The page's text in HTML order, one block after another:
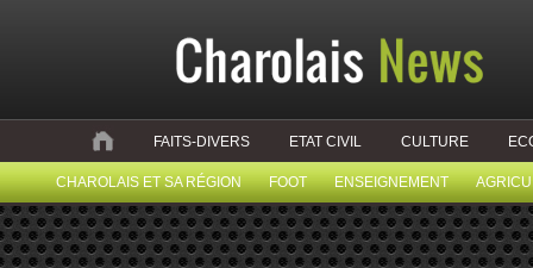
FAITS-DIVERS ETAT CIVIL CULTURE
CHAROLAIS ET SA RÉGION FOOT ENSEIGNEMENT